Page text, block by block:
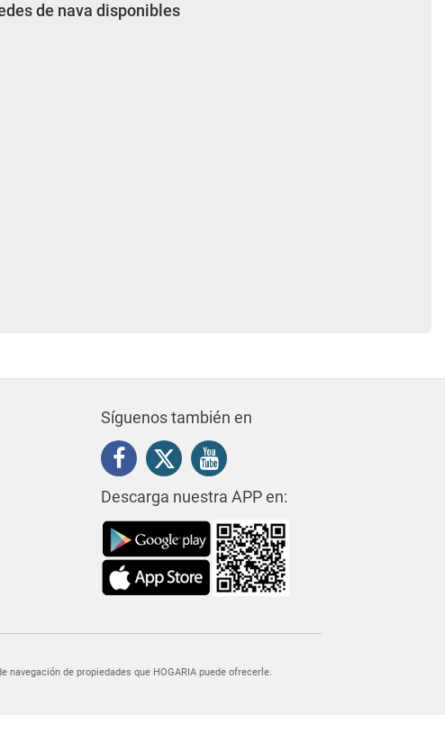
de nava disponibles
Síguenos también en
Descarga nuestra APP en:
de propiedades que HOGARIA puede ofrecerle.